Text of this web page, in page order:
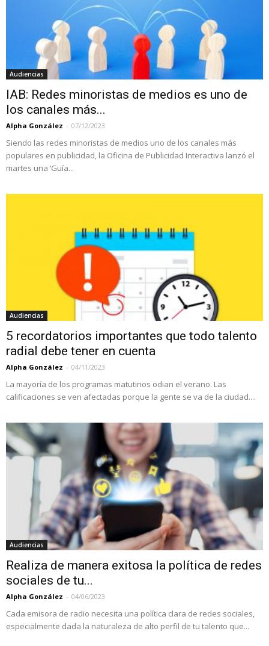
Audiencias
IAB: Redes minoristas de medios es uno de
los canales más...
Alpha González - 07/12/2023
Siendo las redes minoristas de medios uno de los canales más
populares en publicidad, la Oficina de Publicidad Interactiva lanzó el
martes una ‘Guía...
Audiencias
5 recordatorios importantes que todo talento
radial debe tener en cuenta
Alpha González - 04/11/2023
La mayoría de los programas matutinos odian el verano. Las
calificaciones se ven afectadas porque la gente se va de la ciudad....
Audiencias
Realiza de manera exitosa la política de redes
sociales de tu...
Alpha González - 04/06/2023
Cada emisora de radio necesita una política clara de redes sociales,
especialmente dada la naturaleza de alto perfil de tu talento que...